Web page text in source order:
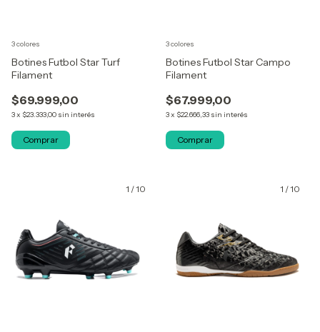
Botines Futbol Star Turf
Filament
$69.999,00
3x $23.333,00 sin interés
3 colores
Comprar
Botines Futbol Star Campo
Filament
$67.999,00
3x $22.666,33 sin interés
3 colores
Comprar
1 /10 1 /10